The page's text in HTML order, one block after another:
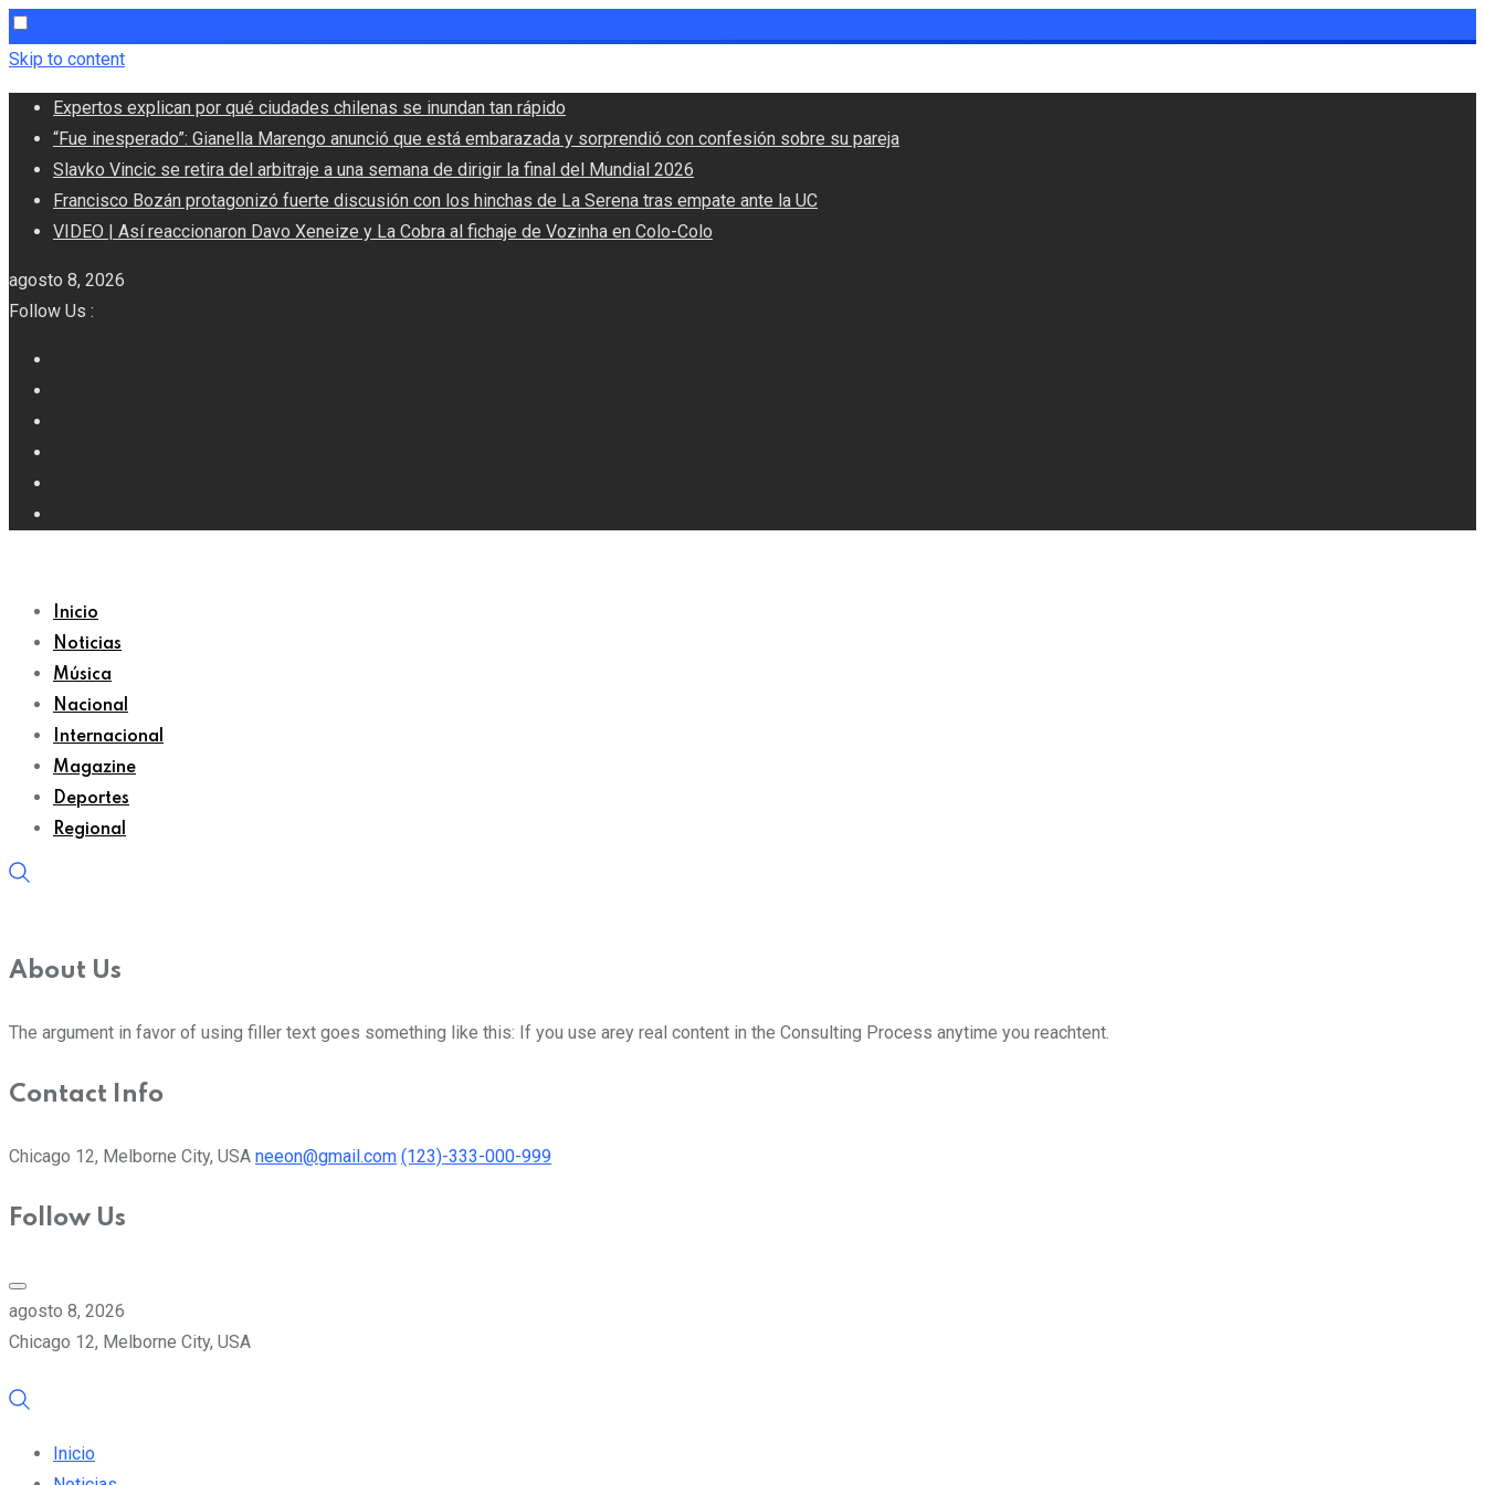
Skip to content
Expertos explican por qué ciudades chilenas se inundan tan rápido
“Fue inesperado”: Gianella Marengo anunció que está embarazada y sorprendió con confesión sobre su pareja
Slavko Vincic se retira del arbitraje a una semana de dirigir la final del Mundial 2026
Francisco Bozán protagonizó fuerte discusión con los hinchas de La Serena tras empate ante la UC
VIDEO | Así reaccionaron Davo Xeneize y La Cobra al fichaje de Vozinha en Colo-Colo
agosto 8, 2026
Follow Us :
Inicio
Noticias
Música
Nacional
Internacional
Magazine
Deportes
Regional
About Us
The argument in favor of using filler text goes something like this: If you use arey real content in the Consulting Process anytime you reachtent.
Contact Info
Chicago 12, Melborne City, USA neeon@gmail.com (123)-333-000-999
Follow Us
agosto 8, 2026
Chicago 12, Melborne City, USA
Inicio